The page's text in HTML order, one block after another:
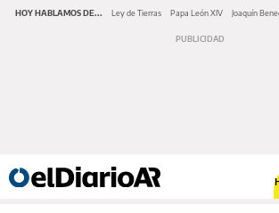
HOY HABLAMOS DE... Ley de Tierras Papa León XIV Joaquín